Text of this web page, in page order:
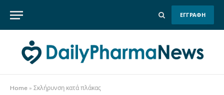
ΕΓΓΡΑΦΗ
Home » Σκλήρυνση κατά πλάκας